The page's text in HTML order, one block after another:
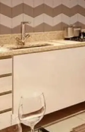
Maiores Construtoras
Parcerias Imobiliárias
Anunciar Imóveis